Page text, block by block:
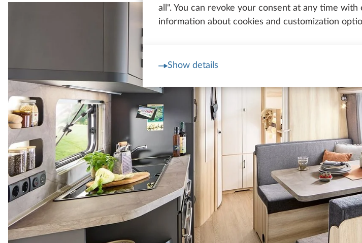
all". You can revoke your consent at any time
information about cookies and customization
Show details